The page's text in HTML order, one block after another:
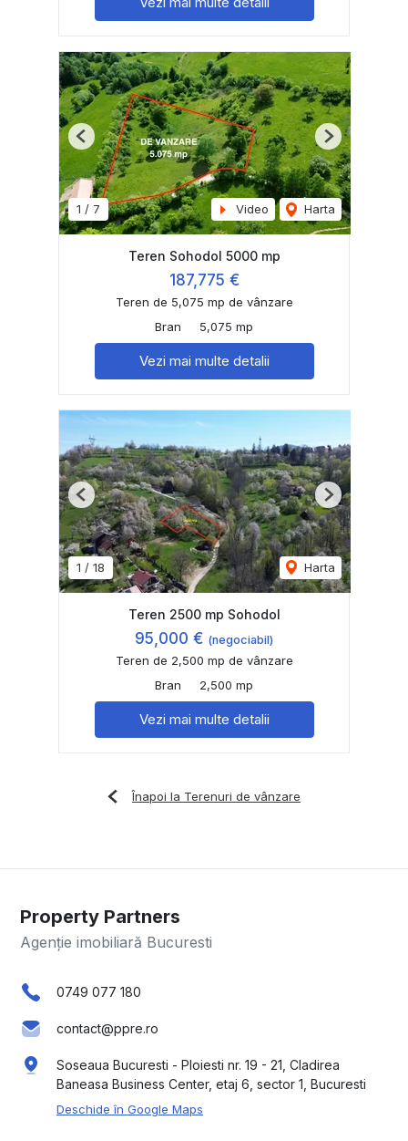
1 / 7 Video Harta
Previous Next
Teren Sohodol 5000 mp
187,775 €
Teren de 5,075 mp de vânzare
Bran
5,075 mp
Vezi mai multe detalii
1 / 18 Harta
Previous Next
Teren 2500 mp Sohodol
95,000 € (negociabil)
Teren de 2,500 mp de vânzare
Bran
2,500 mp
Vezi mai multe detalii
Înapoi la Terenuri de vânzare
Property Partners
Agenție imobiliară Bucuresti
0749 077 180
contact@ppre.ro
Soseaua Bucuresti - Ploiesti nr. 19 - 21, Cladirea
Baneasa Business Center, etaj 6, sector 1, Bucuresti
Deschide în Google Maps